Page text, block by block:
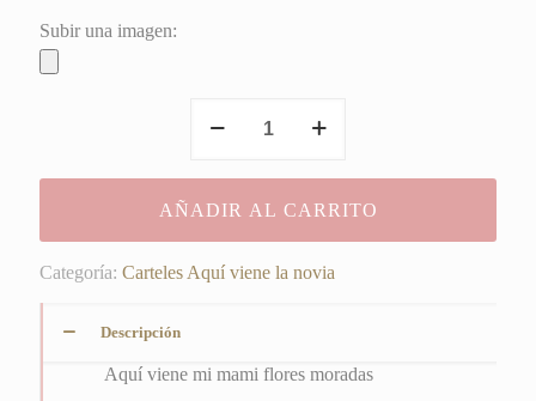
Subir una imagen:
viene
mami
flores
cantidad
AÑADIR AL CARRITO
Categoría: Carteles Aquí viene la novia
Descripción
Aquí viene mi mami flores moradas